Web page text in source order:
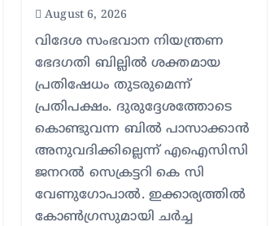
August 6, 2026
വിദേശ സംഭവാന നിയന്ത്രണ
ഭേദഗതി ബില്ലിൽ ശക്തമായ
പ്രതിഷേധം തുടരുമെന്ന്
പ്രതിപക്ഷം. ദുരുദ്ദേശത്തോടെ
കൊണ്ടുവന്ന ബിൽ പാസാക്കാൻ
അനുവദിക്കില്ലെന്ന് എഐസിസി
ജനറൽ സെക്രട്ടറി കെ സി
വേണുഗോപാൽ. ഇക്കാര്യത്തിൽ
കോൺഗ്രസുമായി ചർച്ച